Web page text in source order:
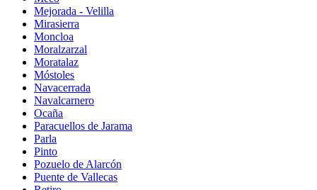
Mejorada - Velilla
Mirasierra
Moncloa
Moralzarzal
Moratalaz
Móstoles
Navacerrada
Navalcarnero
Ocaña
Paracuellos de Jarama
Parla
Pinto
Pozuelo de Alarcón
Puente de Vallecas